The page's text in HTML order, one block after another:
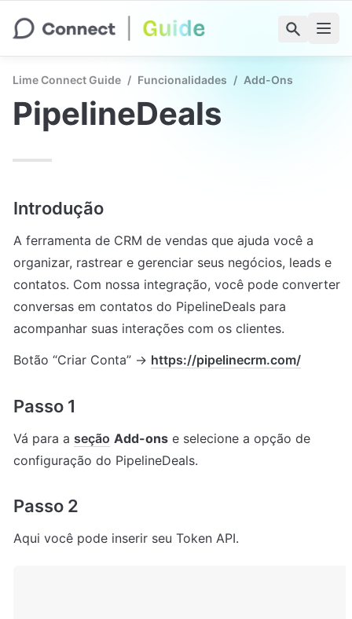
Lime Connect Guide / Funcionalidades / Add-Ons
PipelineDeals
Introdução
A ferramenta de CRM de vendas que ajuda você a
organizar, rastrear e gerenciar seus negócios, leads e
contatos. Com nossa integração, você pode converter
conversas em contatos do PipelineDeals para
acompanhar suas interações com os clientes.
Botão “Criar Conta” → https://pipelinecrm.com/
Passo 1
Vá para a seção Add-ons e selecione a opção de
configuração do PipelineDeals.
Passo 2
Aqui você pode inserir seu Token API.